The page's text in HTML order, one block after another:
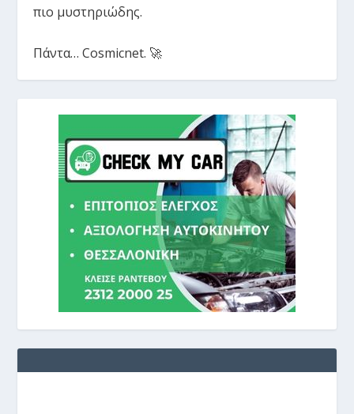
πιο μυστηριώδης.
Πάντα… Cosmicnet. 🚀